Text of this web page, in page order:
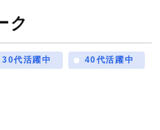
ク
30代活躍中 40代活躍中